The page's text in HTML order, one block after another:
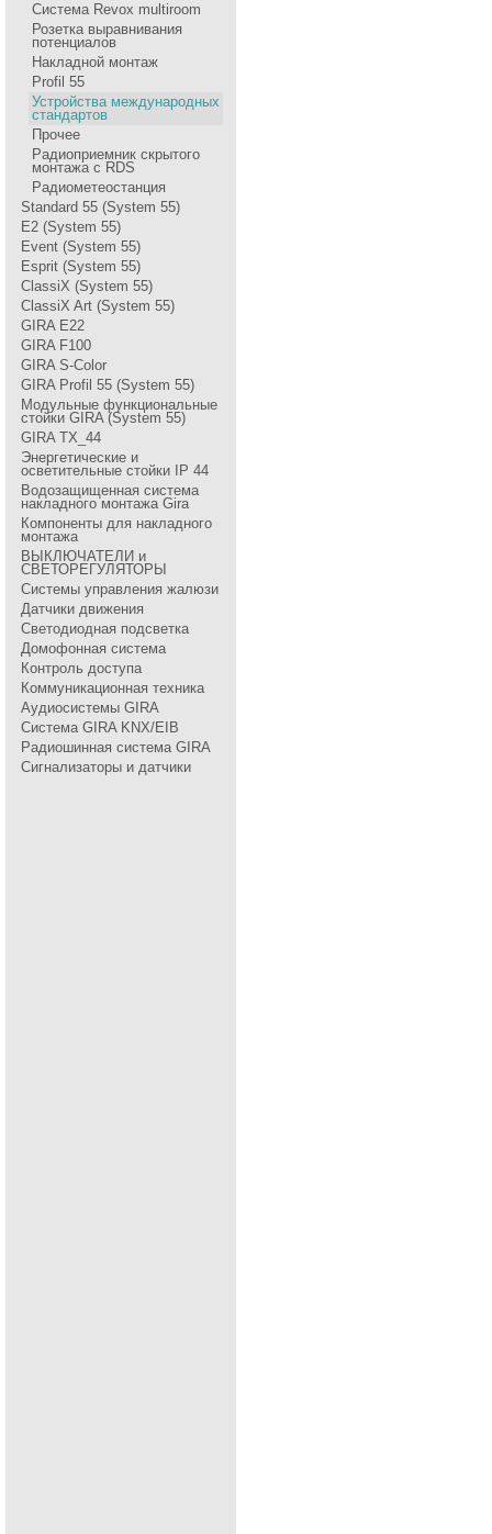
Система Revox multiroom
Розетка выравнивания
потенциалов
Накладной монтаж
Profil 55
Устройства международных
стандартов
Прочее
Радиоприемник скрытого
монтажа с RDS
Радиометеостанция
Standard 55 (System 55)
E2 (System 55)
Event (System 55)
Esprit (System 55)
ClassiX (System 55)
ClassiX Art (System 55)
GIRA Е22
GIRA F100
GIRA S-Color
GIRA Profil 55 (System 55)
Модульные функциональные
стойки GIRA (System 55)
GIRA TX_44
Энергетические и
осветительные стойки IP 44
Водозащищенная система
накладного монтажа Gira
Компоненты для накладного
монтажа
ВЫКЛЮЧАТЕЛИ и
СВЕТОРЕГУЛЯТОРЫ
Системы управления жалюзи
Датчики движения
Светодиодная подсветка
Домофонная система
Контроль доступа
Коммуникационная техника
Аудиосистемы GIRA
Система GIRA KNX/EIB
Радиошинная система GIRA
Сигнализаторы и датчики